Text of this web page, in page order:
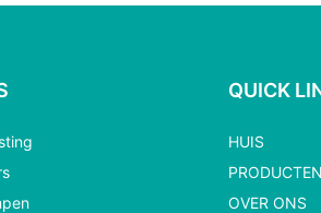
QUICK
HUIS
PRODUCTEN
OVER ONS